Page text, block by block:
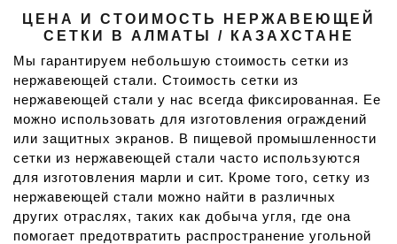
ЦЕНА И СТОИМОСТЬ НЕРЖАВЕЮЩЕЙ
СЕТКИ В АЛМАТЫ / КАЗАХСТАНЕ
Мы гарантируем небольшую стоимость сетки из
нержавеющей стали. Стоимость сетки из
нержавеющей стали у нас всегда фиксированная. Ее
можно использовать для изготовления ограждений
или защитных экранов. В пищевой промышленности
сетки из нержавеющей стали часто используются
для изготовления марли и сит. Кроме того, сетку из
нержавеющей стали можно найти в различных
других отраслях, таких как добыча угля, где она
помогает предотвратить распространение угольной